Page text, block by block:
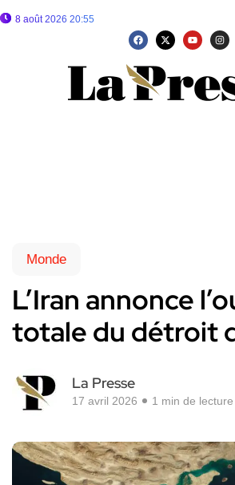
8 août 2026 20:55
Monde
L’Iran annonce
totale du détroit
La Presse
17 avril 2026 1 min de lecture